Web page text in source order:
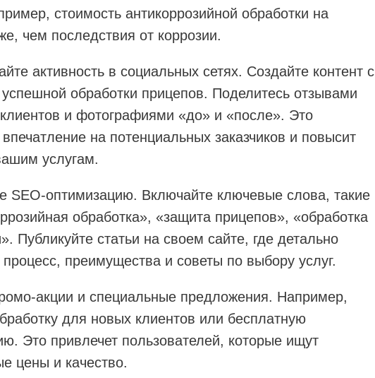
стоимость антикоррозийной обработки на
чем последствия от коррозии.
активность в социальных сетях. Создайте контент с
обработки прицепов. Поделитесь отзывами
и фотографиями «до» и «после». Это
на потенциальных заказчиков и повысит
услугам.
SEO-оптимизацию. Включайте ключевые слова, такие
обработка», «защита прицепов», «обработка
Публикуйте статьи на своем сайте, где детально
процесс, преимущества и советы по выбору услуг.
акции и специальные предложения. Например,
для новых клиентов или бесплатную
Это привлечет пользователей, которые ищут
цены и качество.